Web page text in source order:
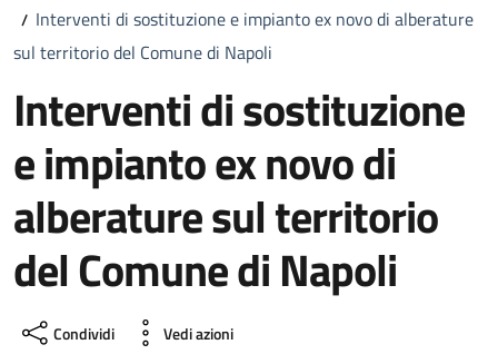
Interventi di sostituzione e impianto ex novo di alberature
sul territorio del Comune di Napoli
Interventi di sostituzione
e impianto ex novo di
alberature sul territorio
del Comune di Napoli
Condividi Vedi azioni